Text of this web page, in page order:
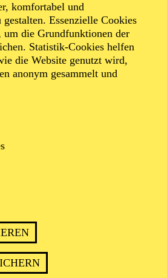
komfortabel und
Essenzielle Cookies
um die Grundfunktionen der
Statistik-Cookies helfen
die Website genutzt wird,
anonym gesammelt und
Felix Krakau
2026/2027